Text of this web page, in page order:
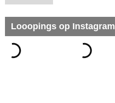
Looopings op Instagram